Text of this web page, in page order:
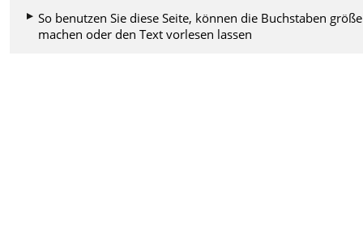
So benutzen Sie diese Seite, können die Buchstaben
machen oder den Text vorlesen lassen